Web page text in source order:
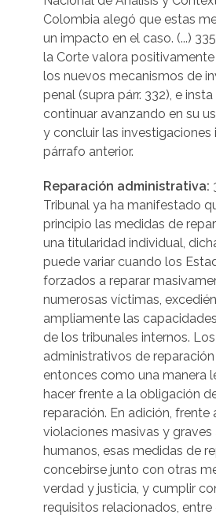
Colombia alegó que estas
un impacto en el caso. (...)
la Corte valora
los nuevos mecanismos de
penal (supra párr. 332), e
continuar avanzando en su
y concluir las investigaciones
párrafo anterior.
Reparación administrativa:
Tribunal ya ha manifestado
principio las medidas de
una titularidad individual,
puede variar cuando los
forzados a reparar
numerosas víctimas,
ampliamente las
de los tribunales internos.
administrativos de
entonces como una manera
hacer frente a la obligación
reparación. En adición,
violaciones masivas y graves
humanos, esas medidas de
concebirse junto con otras
verdad y justicia, y cumplir
requisitos relacionados,